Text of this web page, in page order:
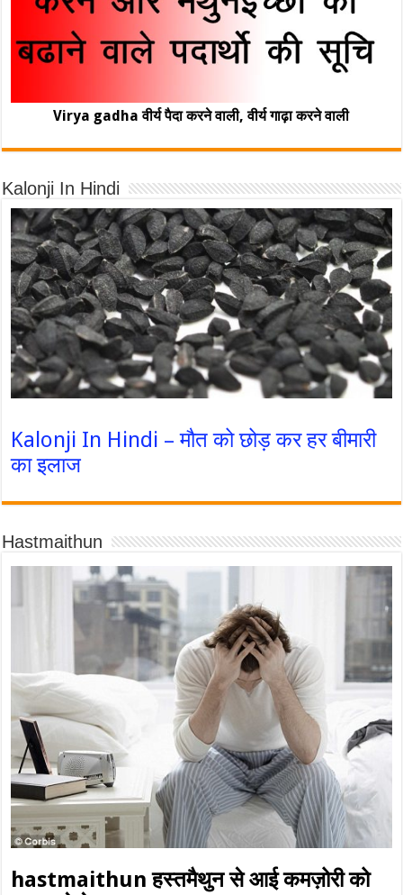
Virya gadha वीर्य पैदा करने वाली, वीर्य गाढ़ा करने वाली
Kalonji In Hindi
Kalonji In Hindi – मौत को छोड़ कर हर बीमारी
का इलाज
Hastmaithun
hastmaithun हस्तमैथुन से आई कमज़ोरी को